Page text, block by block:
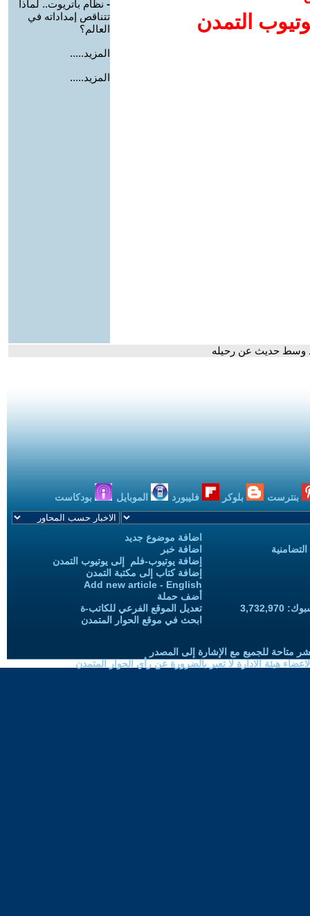
التمدن
- نظام باتريوت.. لماذا
تتناقص إمداداته في
العالم؟
المزيد.....
المزيد.....
وسط حديث عن رحيله
بنترست بلوكر فليبورد الموبايل بودكاست
اضافة موضوع جديد
اضافة خبر
إضافة يوتيوب-فلم إلى يوتيوب التمدن
إضافة كتاب إلى مكتبة التمدن
Add new article - English
أضف حملة
تعديل الموقع الفرعي للكاتب-ة
ابحث في موقع الحوار المتمدن
متاحة للجميع مع الإشارة إلى المصدر
هيئة الادارة لا تعبر بالضرورة عن رأي الحوار المتمدن